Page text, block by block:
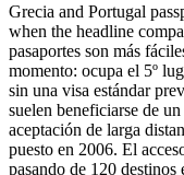
Grecia and Portugal
when the headline
pasaportes son más
momento: ocupa el 5º
sin una visa estándar
suelen beneficiarse de
aceptación de larga
puesto en 2006. El
pasando de 120